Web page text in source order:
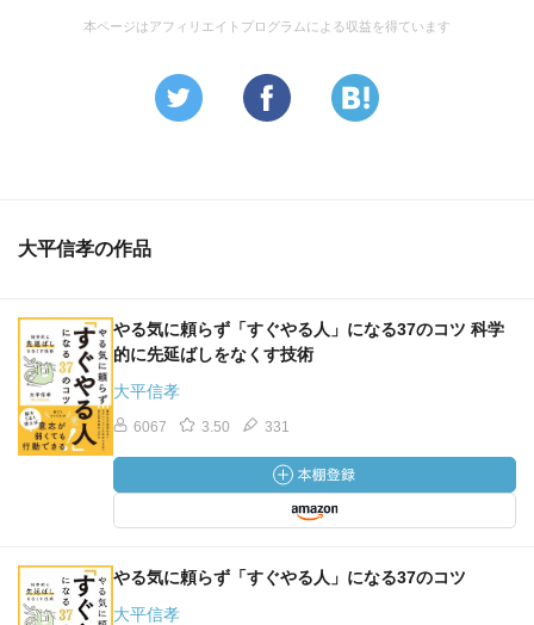
本ページはアフィリエイトプログラムによる収益を得ています
大平信孝の作品
やる気に頼らず「すぐやる人」になる37のコツ 科学
的に先延ばしをなくす技術
大平信孝
6067 3.50 331
やる気に頼らず「すぐやる人」になる37のコツ
大平信孝